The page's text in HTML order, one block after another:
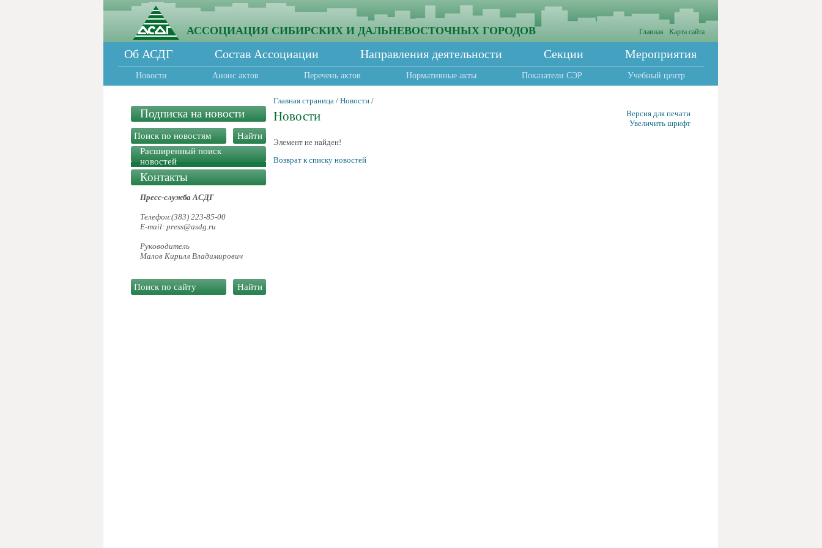
АССОЦИАЦИЯ СИБИРСКИХ И ДАЛЬНЕВОСТОЧНЫХ ГОРОДОВ Главная Карта сайта
Об АСДГ Состав Ассоциации Направления деятельности Секции Мероприятия
Новости Анонс актов Перечень актов Нормативные акты Показатели СЭР Учебный центр
Подписка на новости
Расширенный поиск
новостей
Контакты
Пресс-служба АСДГ
Телефон:(383) 223-85-00
E-mail: press@asdg.ru
Руководитель
Малов Кирилл Владимирович
Главная страница / Новости /
Новости
Версия для печати
Увеличить шрифт
Элемент не найден!
Возврат к списку новостей